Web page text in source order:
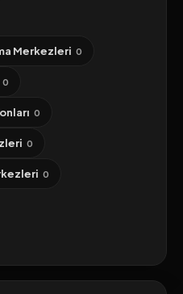
Merkezleri 0
0
0
0
0